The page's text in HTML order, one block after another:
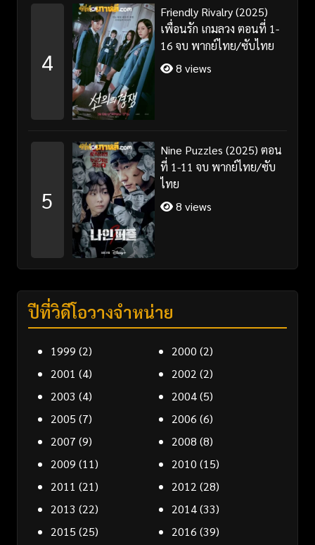
4
Friendly Rivalry (2025)
เพื่อนรัก เกมลวง ตอนที่ 1-
16 จบ พากย์ไทย/ซับไทย
8 views
5
Nine Puzzles (2025) ตอน
ที่ 1-11 จบ พากย์ไทย/ซับ
ไทย
8 views
ปีที่วิดีโอวางจำหน่าย
1999 (2) 2000 (2)
2001 (4) 2002 (2)
2003 (4) 2004(5)
2005 (7) 2006 (6)
2007 (9) 2008 (8)
2009 (11) 2010 (15)
2011 (21) 2012 (28)
2013 (22) 2014(33)
2015 (25) 2016 (39)